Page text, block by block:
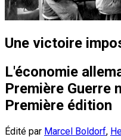
Une victoire
L'économie
Première Guerre
Première édition
Édité par Marcel Boldorf,